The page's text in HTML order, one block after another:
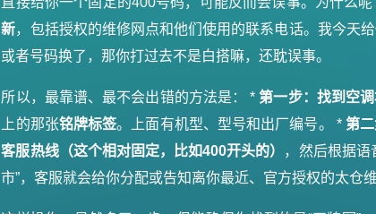
新，包括授权的维修网点和他们使用的联系电话。我今天
或者号码换了，那你打过去不是白搭嘛，还耽误事。
所以，最靠谱、最不会出错的方法是： *第一步：找到空
上的那张铭牌标签。上面有机型、型号和出厂编号。 * 第
客服热线（这个相对固定，比如400开头的） ，然后根据语
市”，客服就会给你分配或告知离你最近、官方授权的太仓